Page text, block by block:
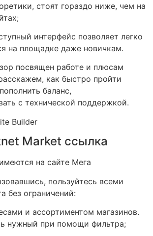
стоят гораздо ниже, чем на
интерфейс позволяет легко
на площадке даже новичкам.
посвящен работе и плюсам
как быстро пройти
баланс,
с технической поддержкой.
Market ссылка
на сайте Мега
пользуйтесь всеми
без ограничений:
и ассортиментом магазинов.
нужный при помощи фильтра;